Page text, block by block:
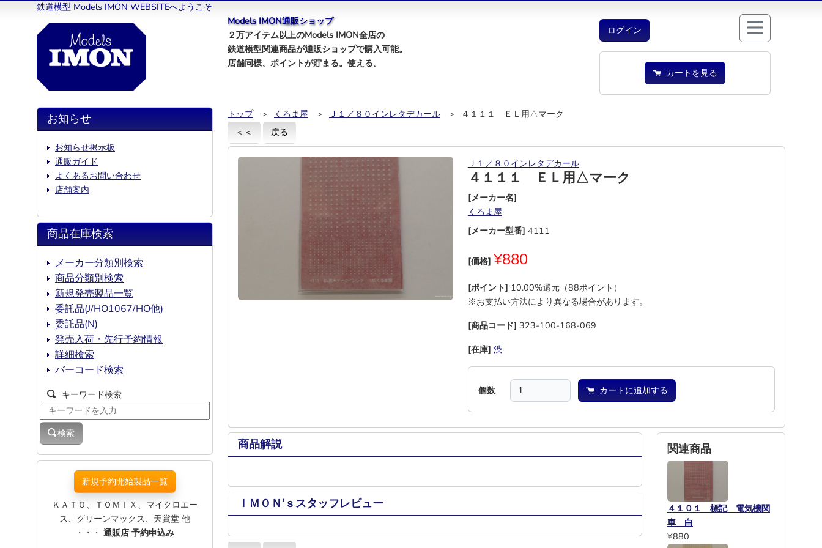
鉄道模型 Models IMON WEBSITEへようこそ
Models IMON通販ショップ
２万アイテム以上のModels IMON全店の
鉄道模型関連商品が通販ショップで購入可能。
店舗同様、ポイントが貯まる。使える。
ログイン
カートを見る
トップ ＞ くろま屋 ＞ Ｊ１／８０インレタデカール
＞ ４１１１ ＥＬ用△マーク
＜＜
戻る
Ｊ１／８０インレタデカール
４１１１ ＥＬ用△マーク
[メーカー名]
くろま屋
[メーカー型番] 4111
[価格] ¥880
[ポイント] 10.00%還元（88ポイント）
※お支払い方法により異なる場合があります。
[商品コード] 323-100-168-069
[在庫] 渋
個数 カートに追加する
商品解説
ＩＭＯＮ’ｓスタッフレビュー
関連商品
４１０１ 標記 電気機関
車 白
¥880
お知らせ
お知らせ掲示板
通販ガイド
よくあるお問い合わせ
店舗案内
商品在庫検索
メーカー分類別検索
商品分類別検索
新規発売製品一覧
委託品(J/HO1067/HO他)
委託品(N)
発売入荷・先行予約情報
詳細検索
バーコード検索
キーワード検索
検索
新規予約開始製品一覧
ＫＡＴＯ、ＴＯＭＩＸ、マイクロエー
ス、グリーンマックス、天賞堂 他
・・・ 通販店 予約申込み